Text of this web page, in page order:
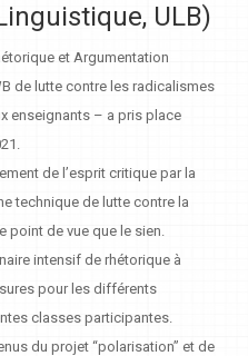
ULB)
et Argumentation
de lutte contre les radicalismes
enseignants – a pris place
de l’esprit critique par la
technique de lutte contre la
point de vue que le sien.
intensif de rhétorique à
pour les différents
classes participantes.
du projet “polarisation” et de